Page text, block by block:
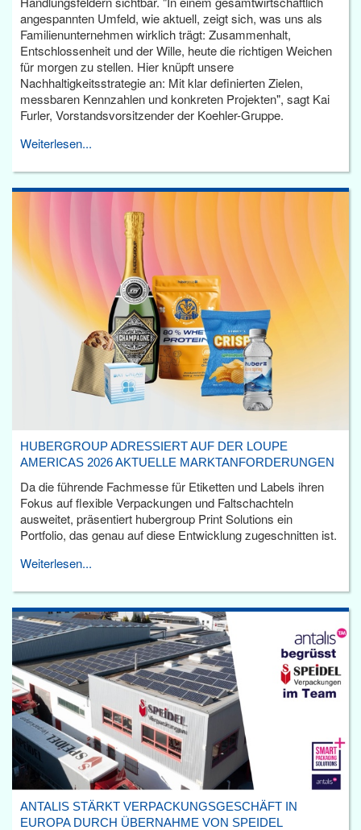
angespannten Umfeld, wie aktuell, zeigt sich, was uns als
Familienunternehmen wirklich trägt: Zusammenhalt,
Entschlossenheit und der Wille, heute die richtigen Weichen
für morgen zu stellen. Hier knüpft unsere
Nachhaltigkeitsstrategie an: Mit klar definierten Zielen,
messbaren Kennzahlen und konkreten Projekten", sagt Kai
Furler, Vorstandsvorsitzender der Koehler-Gruppe.
Weiterlesen...
HUBERGROUP ADRESSIERT AUF DER LOUPE
AMERICAS 2026 AKTUELLE MARKTANFORDERUNGEN
Da die führende Fachmesse für Etiketten und Labels ihren
Fokus auf flexible Verpackungen und Faltschachteln
ausweitet, präsentiert hubergroup Print Solutions ein
Portfolio, das genau auf diese Entwicklung zugeschnitten ist.
Weiterlesen...
ANTALIS STÄRKT VERPACKUNGSGESCHÄFT IN
EUROPA DURCH ÜBERNAHME VON SPEIDEL